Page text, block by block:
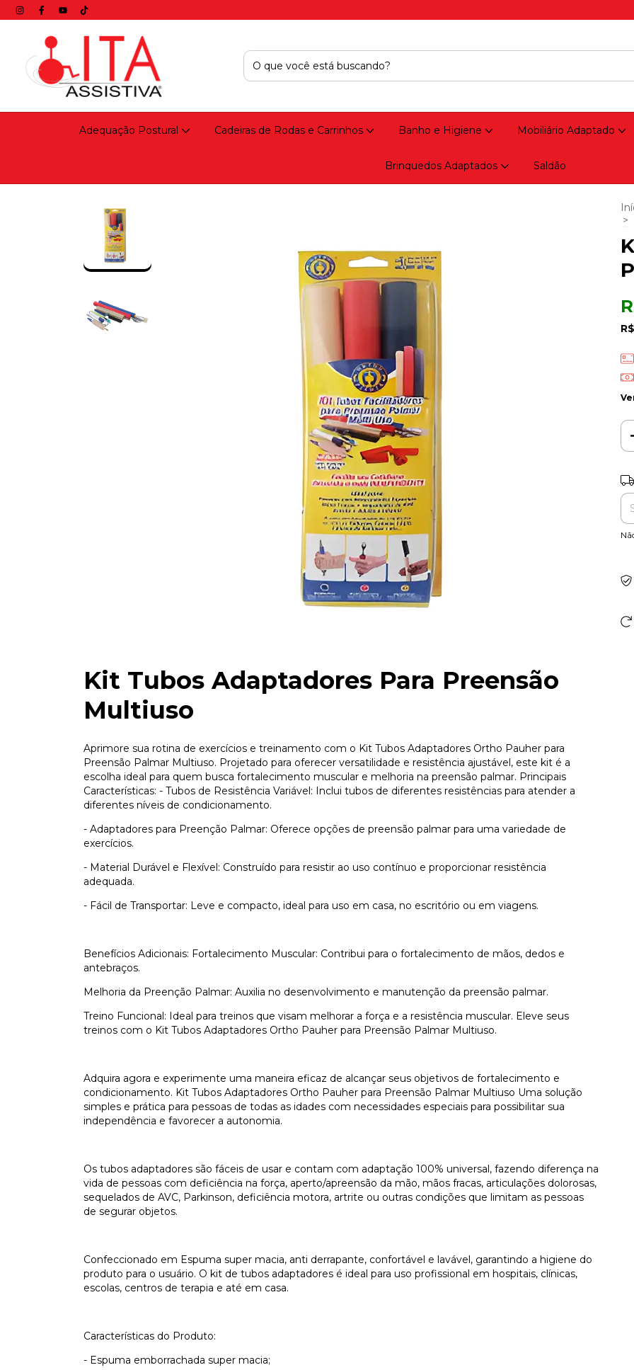
Adequação Postural Cadeiras de Rodas e Carrinhos Banho e Higiene Mobiliário Adaptado
Brinquedos Adaptados Saldão
Kit Tubos Adaptadores Para Preensão
Multiuso
Aprimore sua rotina de exercícios e treinamento com o Kit Tubos Adaptadores Ortho Pauher para
Preensão Palmar Multiuso. Projetado para oferecer versatilidade e resistência ajustável, este kit é a
escolha ideal para quem busca fortalecimento muscular e melhoria na preensão palmar. Principais
Características: - Tubos de Resistência Variável: Inclui tubos de diferentes resistências para atender a
diferentes níveis de condicionamento.
- Adaptadores para Preenção Palmar: Oferece opções de preensão palmar para uma variedade de
exercícios.
- Material Durável e Flexível: Construído para resistir ao uso contínuo e proporcionar resistência
adequada.
- Fácil de Transportar: Leve e compacto, ideal para uso em casa, no escritório ou em viagens.
Benefícios Adicionais: Fortalecimento Muscular: Contribui para o fortalecimento de mãos, dedos e
antebraços.
Melhoria da Preenção Palmar: Auxilia no desenvolvimento e manutenção da preensão palmar.
Treino Funcional: Ideal para treinos que visam melhorar a força e a resistência muscular. Eleve seus
treinos com o Kit Tubos Adaptadores Ortho Pauher para Preensão Palmar Multiuso.
Adquira agora e experimente uma maneira eficaz de alcançar seus objetivos de fortalecimento e
condicionamento. Kit Tubos Adaptadores Ortho Pauher para Preensão Palmar Multiuso Uma solução
simples e prática para pessoas de todas as idades com necessidades especiais para possibilitar sua
independência e favorecer a autonomia.
Os tubos adaptadores são fáceis de usar e contam com adaptação 100% universal, fazendo diferença na
vida de pessoas com deficiência na força, aperto/apreensão da mão, mãos fracas, articulações dolorosas,
sequelados de AVC, Parkinson, deficiência motora, artrite ou outras condições que limitam as pessoas
de segurar objetos.
Confeccionado em Espuma super macia, anti derrapante, confortável e lavável, garantindo a higiene do
produto para o usuário. O kit de tubos adaptadores é ideal para uso profissional em hospitais, clínicas,
escolas, centros de terapia e até em casa.
Características do Produto:
- Espuma emborrachada super macia;
>